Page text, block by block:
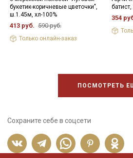
букетик-коричневые цветочки",
ш.1.45м, хл-100%
413 руб. 590 руб.
Только онлайн-заказ
354
ПОСМОТРЕТЬ
Сохраните себе в соцсети